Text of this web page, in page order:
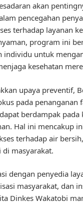
akan
pencegahan
terhadap layanan
program ini
individu untuk
kesehatan
upaya preventif,
pada penanganan
berdampak pada
Hal ini mencakup
terhadap air
di masyarakat.
dengan penyedia
masyarakat, dan
Dinkes Wakatobi